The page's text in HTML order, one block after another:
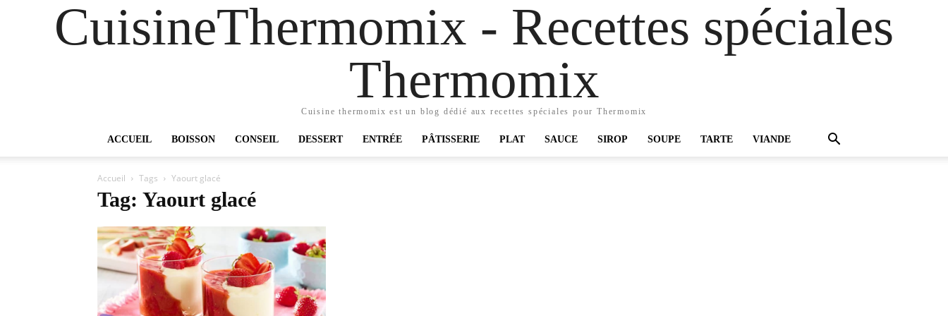
CuisineThermomix - Recettes spéciales
Thermomix
Cuisine thermomix est un blog dédié aux recettes spéciales pour Thermomix
ACCUEIL BOISSON CONSEIL DESSERT ENTRÉE PÂTISSERIE PLAT SAUCE SIROP SOUPE TARTE VIANDE
Accueil Tags Yaourt glacé
Tag: Yaourt glacé